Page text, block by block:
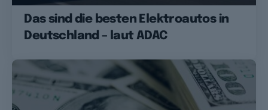
Das sind die besten Elektroautos in
Deutschland – laut ADAC